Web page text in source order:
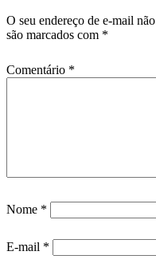
O seu endereço de e-mail
são marcados com *
Comentário *
Nome *
E-mail *